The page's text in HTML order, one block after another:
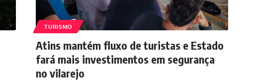
TURISMO
Atins mantém fluxo de turistas e Estado
fará mais investimentos em segurança
no vilarejo